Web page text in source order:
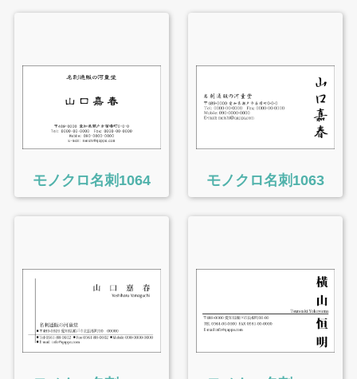
モノクロ名刺1064 モノクロ名刺1063